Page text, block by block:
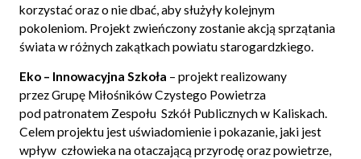
korzystać oraz o nie dbać, aby służyły kolejnym
pokoleniom. Projekt zwieńczony zostanie akcją sprzątania
świata w różnych zakątkach powiatu starogardzkiego.
Eko – Innowacyjna Szkoła – projekt realizowany
przez Grupę Miłośników Czystego Powietrza
pod patronatem Zespołu Szkół Publicznych w Kaliskach.
Celem projektu jest uświadomienie i pokazanie, jaki jest
wpływ człowieka na otaczającą przyrodę oraz powietrze,